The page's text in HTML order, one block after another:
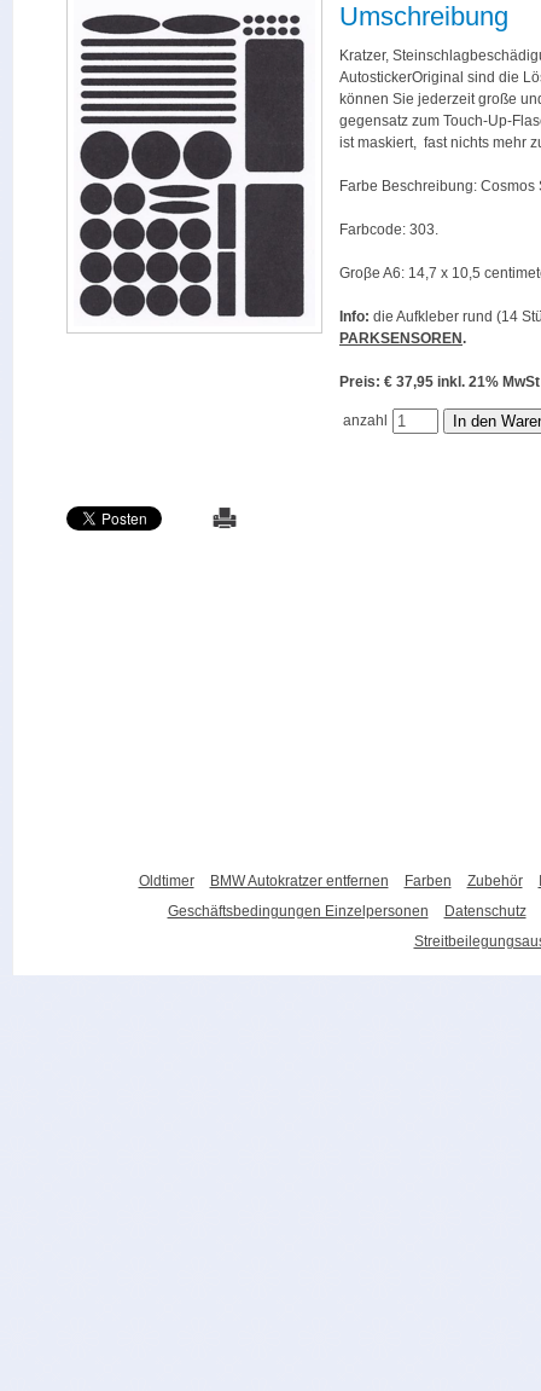
Umschreibung
Kratzer,
AutostickerOriginal sind die
können Sie jederzeit große
gegensatz zum Touch-Up-
ist maskiert, fast nichts mehr
Farbe Beschreibung: Cosmos
Farbcode: 303.
Groβe A6: 14,7 x 10,5
Info: die Aufkleber rund (14
PARKSENSOREN.
Preis: € 37,95 inkl. 21%
anzahl
Oldtimer BMW Autokratzer entfernen Farben Zubehör
Geschäftsbedingungen Einzelpersonen
Datenschutz